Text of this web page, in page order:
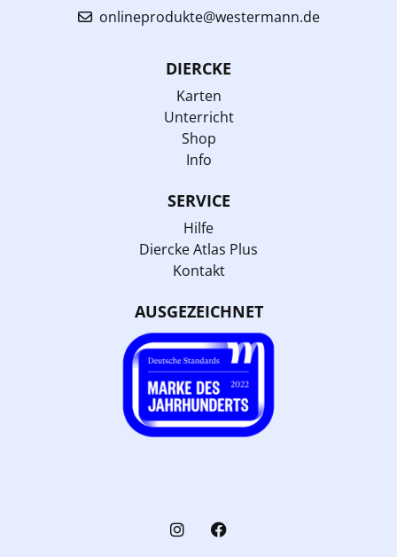
onlineprodukte@westermann.de
DIERCKE
Karten
Unterricht
Shop
Info
SERVICE
Hilfe
Diercke Atlas Plus
Kontakt
AUSGEZEICHNET